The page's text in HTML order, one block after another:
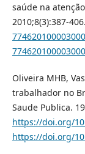
saúde na
2010;8(3):387-406.
Oliveira MHB,
trabalhador no
Saude Publica.
https://doi.org/
https://doi.org/